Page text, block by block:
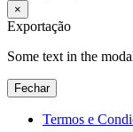
×
Exportação
Some text in the
Fechar
Termos e